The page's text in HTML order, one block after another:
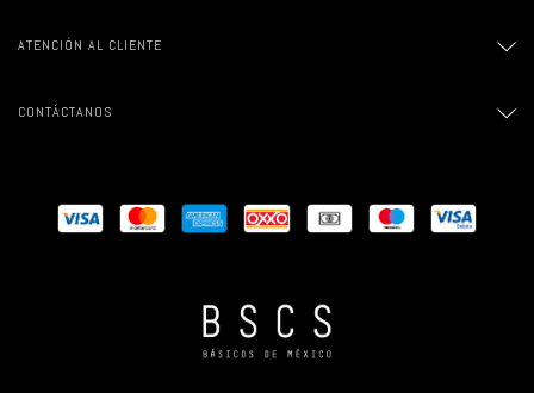
ATENCIÓN AL CLIENTE
CONTÁCTANOS